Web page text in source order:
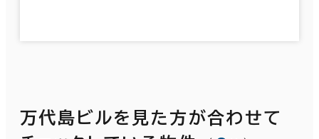
万代島ビルを見た方が合わせて